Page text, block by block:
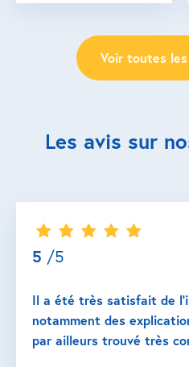
Voir toutes
Les avis sur
5 /5
Il a été très satisfait de
notamment des
par ailleurs trouvé très